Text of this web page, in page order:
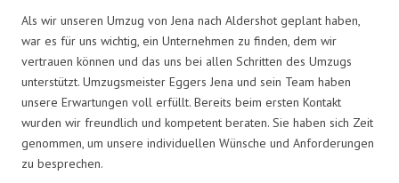
Als wir unseren Umzug von Jena nach Aldershot geplant haben,
war es für uns wichtig, ein Unternehmen zu finden, dem wir
vertrauen können und das uns bei allen Schritten des Umzugs
unterstützt. Umzugsmeister Eggers Jena und sein Team haben
unsere Erwartungen voll erfüllt. Bereits beim ersten Kontakt
wurden wir freundlich und kompetent beraten. Sie haben sich Zeit
genommen, um unsere individuellen Wünsche und Anforderungen
zu besprechen.